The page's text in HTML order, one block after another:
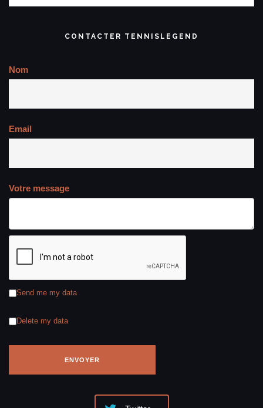
CONTACTER TENNISLEGEND
Nom
Email
Votre message
Send me my data
Delete my data